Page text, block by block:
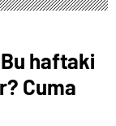
Bu haftaki
Cuma